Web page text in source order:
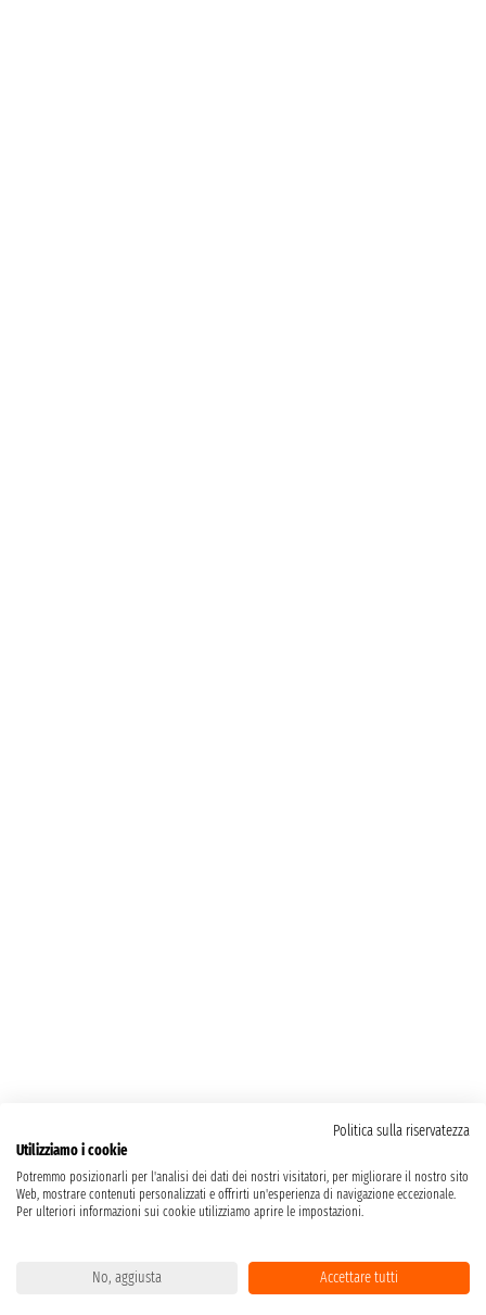
Politica sulla riservatezza
Utilizziamo i cookie
Potremmo posizionarli per l'analisi dei dati dei nostri visitatori, per migliorare il nostro sito
Web, mostrare contenuti personalizzati e offrirti un'esperienza di navigazione eccezionale.
Per ulteriori informazioni sui cookie utilizziamo aprire le impostazioni.
No, aggiusta Accettare tutti